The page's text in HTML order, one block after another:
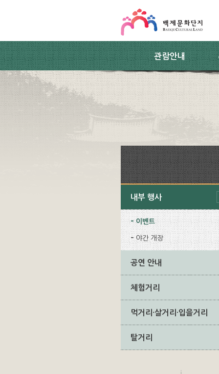
관람안내
내부 행사
이벤트
야간 개장
공연 안내
체험거리
먹거리·살거리·입을거리
탈거리